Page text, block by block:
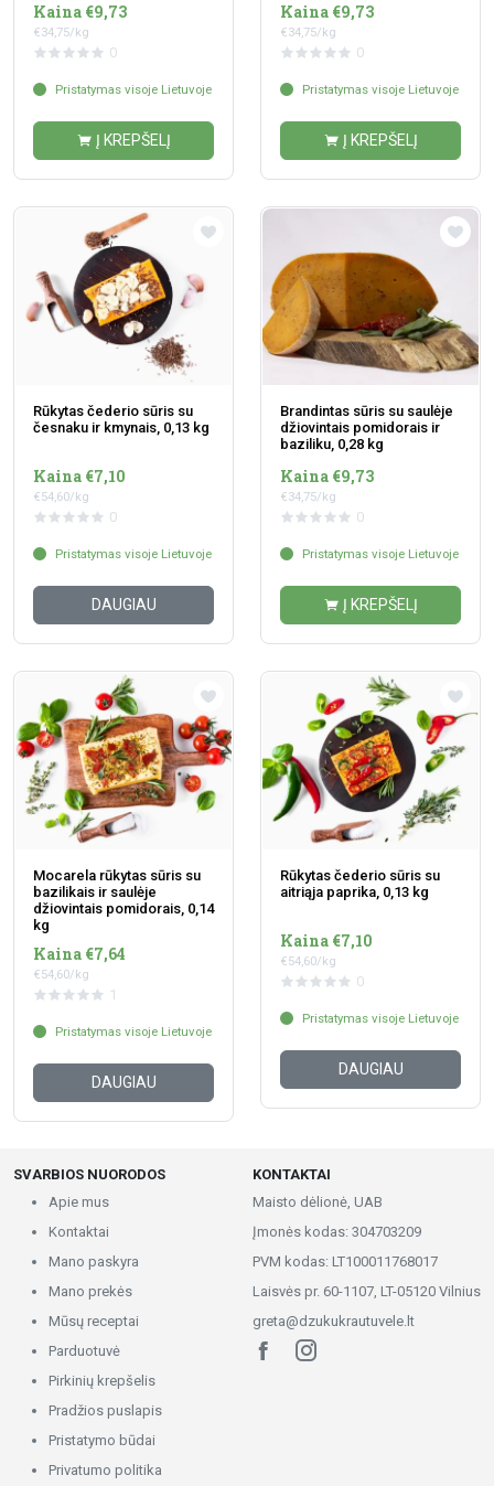
Kaina €9,73
€34,75/kg
0
Pristatymas visoje Lietuvoje
Į KREPŠELĮ
Kaina €9,73
€34,75/kg
0
Pristatymas visoje Lietuvoje
Į KREPŠELĮ
Rūkytas čederio sūris su
česnaku ir kmynais, 0,13 kg
Kaina €7,10
€54,60/kg
0
Pristatymas visoje Lietuvoje
DAUGIAU
Brandintas sūris su saulėje
džiovintais pomidorais ir
baziliku, 0,28 kg
Kaina €9,73
€34,75/kg
0
Pristatymas visoje Lietuvoje
Į KREPŠELĮ
Mocarela rūkytas sūris su
bazilikais ir saulėje
džiovintais pomidorais, 0,14
kg
Kaina €7,64
€54,60/kg
1
Pristatymas visoje Lietuvoje
DAUGIAU
Rūkytas čederio sūris su
aitriąja paprika, 0,13 kg
Kaina €7,10
€54,60/kg
0
Pristatymas visoje Lietuvoje
DAUGIAU
SVARBIOS NUORODOS
Apie mus
Kontaktai
Mano paskyra
Mano prekės
Mūsų receptai
Parduotuvė
Pirkinių krepšelis
Pradžios puslapis
Pristatymo būdai
Privatumo politika
KONTAKTAI
Maisto dėlionė, UAB
Įmonės kodas: 304703209
PVM kodas: LT100011768017
Laisvės pr. 60-1107, LT-05120 Vilnius
greta@dzukukrautuvele.lt